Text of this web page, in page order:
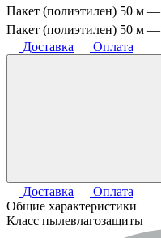
Пакет (полиэтилен) 50 м —
Пакет (полиэтилен) 50 м —
Доставка
Оплата
Доставка
Оплата
Общие характеристики
Класс пылевлагозащиты